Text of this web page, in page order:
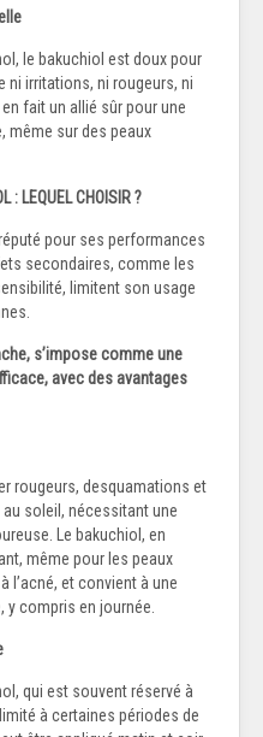
le bakuchiol est doux pour
ni irritations, ni rougeurs, ni
fait un allié sûr pour une
même sur des peaux
: LEQUEL CHOISIR ?
pour ses performances
secondaires, comme les
limitent son usage
s’impose comme une
avec des avantages
rougeurs, desquamations et
soleil, nécessitant une
Le bakuchiol, en
même pour les peaux
l’acné, et convient à une
compris en journée.
qui est souvent réservé à
à certaines périodes de